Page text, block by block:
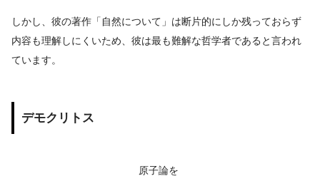
しかし、彼の著作「自然について」は断片的にしか残っておらず
内容も理解しにくいため、彼は最も難解な哲学者であると言われ
ています。
デモクリトス
原子論を